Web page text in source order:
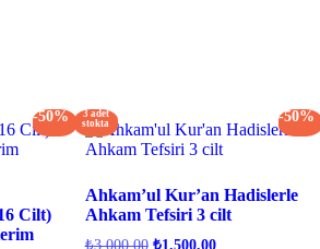
-50%
Cilt)
3 adet
stokta
-50%
Ahkam’ul Kur’an Hadislerle
Ahkam Tefsiri 3 cilt
₺3.000,00 Orijinal
₺1.500,00Şu